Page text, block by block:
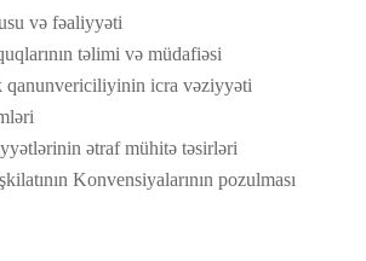
və fəaliyyəti
təlimi və müdafiəsi
icra vəziyyəti
ətraf mühitə təsirləri
Konvensiyalarının pozulması